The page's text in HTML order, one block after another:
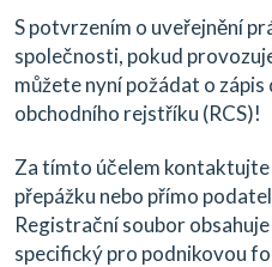
S potvrzením o uveřejnění
společnosti, pokud
můžete nyní požádat o
obchodního rejstříku (RCS)!
Za tímto účelem kontaktujte
přepážku nebo přímo
Registrační soubor
specifický pro podnikovou